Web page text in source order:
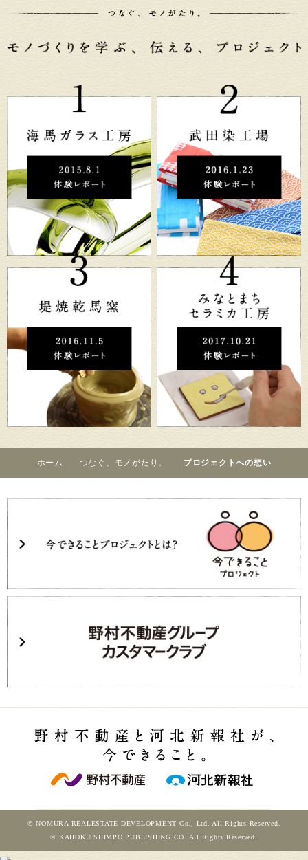
ホーム つなぐ、モノがたり。 プロジェクトへの想い
© NOMURA REALESTATE DEVELOPMENT Co., Ltd. All Rights Reserved.
© KAHOKU SHIMPO PUBLISHING CO. All Rights Reserved.